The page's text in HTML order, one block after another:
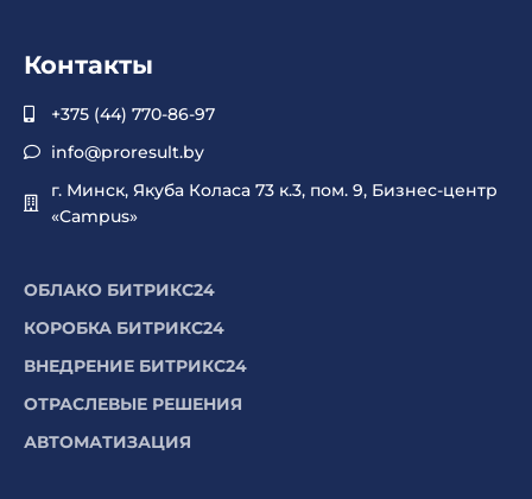
Контакты
+375 (44) 770-86-97
info@proresult.by
г. Минск, Якуба Коласа 73 к.3, пом. 9, Бизнес-центр
«Campus»
ОБЛАКО БИТРИКС24
КОРОБКА БИТРИКС24
ВНЕДРЕНИЕ БИТРИКС24
ОТРАСЛЕВЫЕ РЕШЕНИЯ
АВТОМАТИЗАЦИЯ